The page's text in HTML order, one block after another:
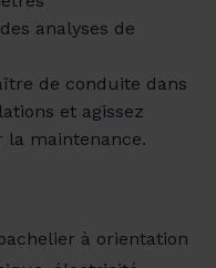
analyses de
de conduite dans
et agissez
maintenance.
à orientation